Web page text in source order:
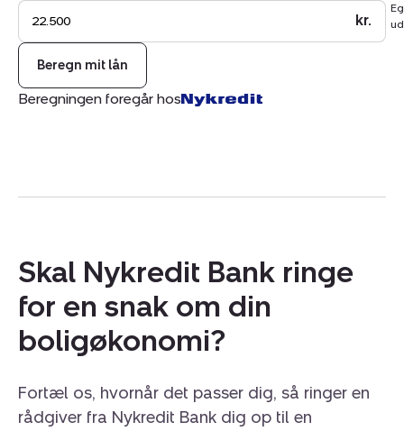
kr.
Beregn mit lån
Beregningen foregår hos
Skal Nykredit Bank ringe
for en snak om din
boligøkonomi?
Fortæl os, hvornår det passer dig, så ringer en
rådgiver fra Nykredit Bank dig op til en